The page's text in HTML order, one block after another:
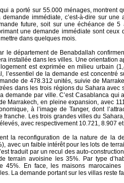
a porté sur 55.000 ménages,
immédiate, c’est-à-dire sur
future, soit sur une échéance de 5
une demande immédiate sont
dans quelques mois.
le département de Benabdallah
installée dans les villes. Une orientation
est exprimée en milieu urbain
l’essentiel de la demande est concentré
de 478.312 unités, suivie de
dans les trois régions du Sahara
demande par ville. C’est Casablanca qui
Marrakech, en pleine expansion, avec
à l’image de Tanger, dont
franche. Les trois grandes villes du
avec respectivement 10.721, 8.907
la reconfiguration de la nature de la
avec un faible intérêt pour les lots de
traduit par un recul des auto-
terrain avoisine les 35%. Par type
45%. En face, les maisons
La demande portant sur les villas reste